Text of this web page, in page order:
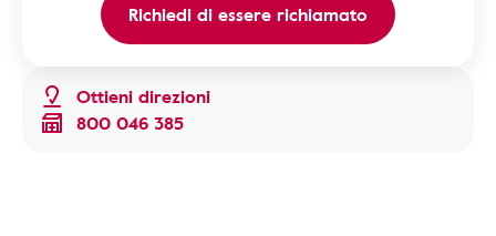
Ottieni direzioni
800 046 385
Richiedi di essere richiamato